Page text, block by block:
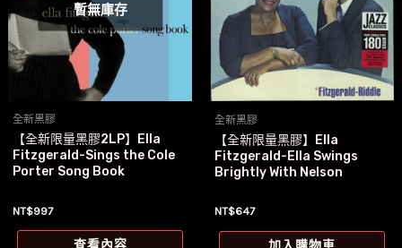
暫無庫存
全新黑膠
【全新限量黑膠2LP】Ella
Fitzgerald-Sings the Cole
Porter Song Book
NT$997
查看內容
全新黑膠
【全新限量黑膠】Ella
Fitzgerald-Ella Swings
Brightly With Nelson
NT$647